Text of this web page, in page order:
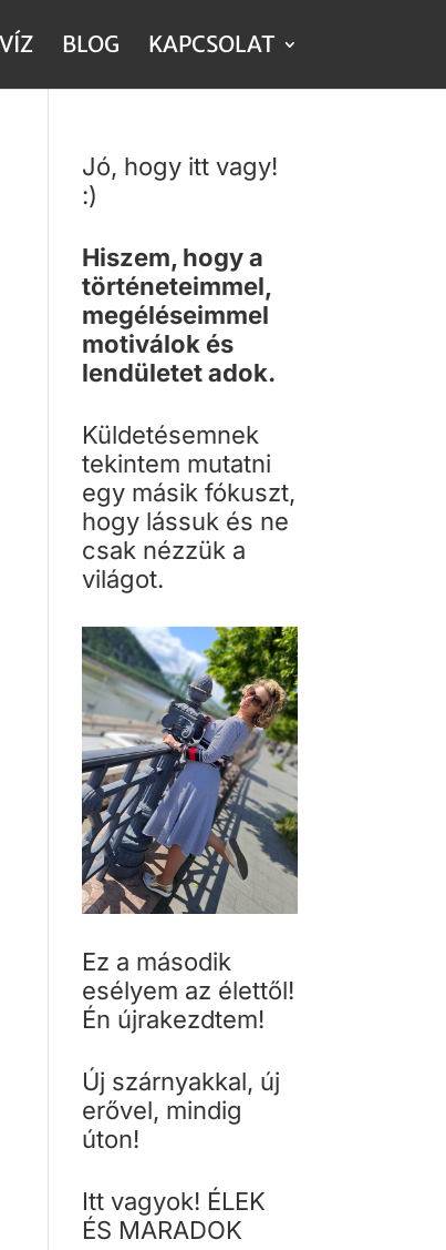
BLOG KAPCSOLAT
Jó, hogy itt vagy!
:)
Hiszem, hogy a
történeteimmel,
megéléseimmel
motiválok és
lendületet adok.
Küldetésemnek
tekintem mutatni
egy másik fókuszt,
hogy lássuk és ne
csak nézzük a
világot.
Ez a második
esélyem az élettől!
Én újrakezdtem!
Új szárnyakkal, új
erővel, mindig
úton!
Itt vagyok! ÉLEK
ÉS MARADOK